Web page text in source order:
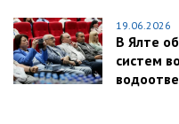
19.06.2026
В Ялте
систем